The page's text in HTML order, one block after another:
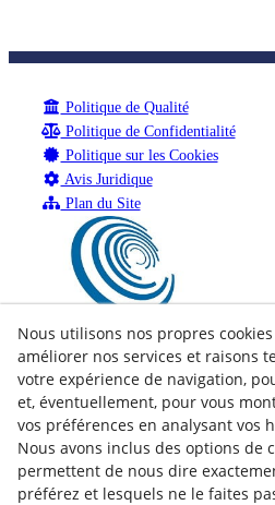
Politique de Qualité
Politique de Confidentialité
Politique sur les Cookies
Avis Juridique
Plan du Site
Nous utilisons nos propres
améliorer nos services et raisons
votre expérience de navigation,
et, éventuellement, pour vous
vos préférences en analysant vos
Nous avons inclus des options de
permettent de nous dire
préférez et lesquels ne le faites